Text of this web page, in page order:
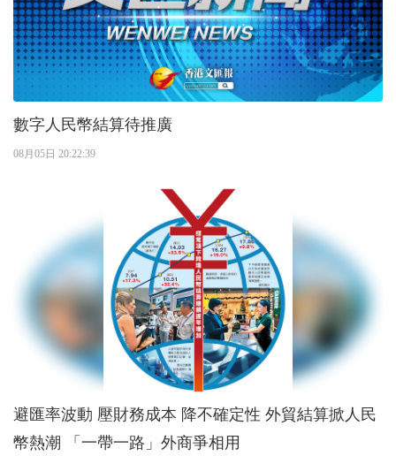
數字人民幣結算待推廣
08月05日 20:22:39
避匯率波動 壓財務成本 降不確定性 外貿結算掀人民
幣熱潮 「一帶一路」外商爭相用